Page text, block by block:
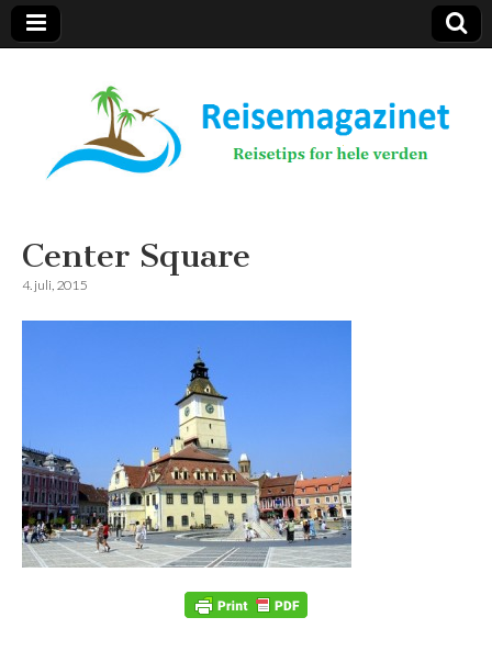
Reisemagazinet
Center Square
4. juli, 2015